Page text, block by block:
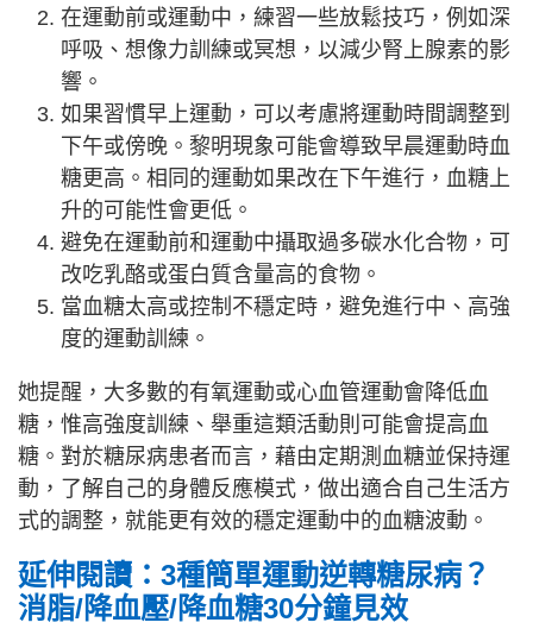
在運動前或運動中，練習一些放鬆技巧，例如深
呼吸、想像力訓練或冥想，以減少腎上腺素的影
響。
如果習慣早上運動，可以考慮將運動時間調整到
下午或傍晚。黎明現象可能會導致早晨運動時血
糖更高。相同的運動如果改在下午進行，血糖上
升的可能性會更低。
避免在運動前和運動中攝取過多碳水化合物，可
改吃乳酪或蛋白質含量高的食物。
當血糖太高或控制不穩定時，避免進行中、高強
度的運動訓練。
她提醒，大多數的有氧運動或心血管運動會降低血
糖，惟高強度訓練、舉重這類活動則可能會提高血
糖。對於糖尿病患者而言，藉由定期測血糖並保持運
動，了解自己的身體反應模式，做出適合自己生活方
式的調整，就能更有效的穩定運動中的血糖波動。
延伸閱讀：3種簡單運動逆轉糖尿病？
消脂/降血壓/降血糖30分鐘見效